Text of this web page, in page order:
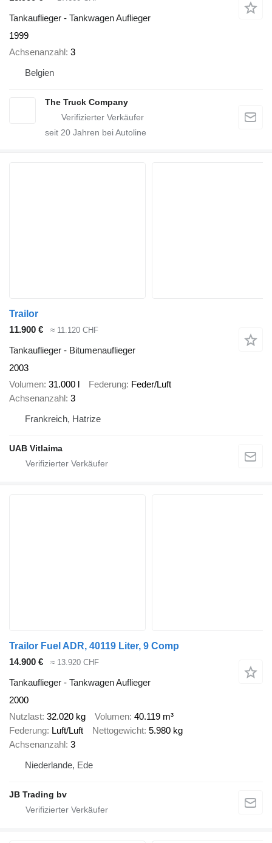
Tankauflieger - Tankwagen Auflieger
1999
Achsenanzahl 3
Belgien
The Truck Company
seit 20 Jahren bei Autoline
Trailor
11.900 €
≈ 11.120 CHF
Tankauflieger - Bitumenauflieger
2003
Volumen 31.000 l Federung Feder/Luft
Achsenanzahl 3
Frankreich, Hatrize
UAB Vitlaima
Trailor Fuel ADR, 40119 Liter, 9 Comp
14.900 €
≈ 13.920 CHF
Tankauflieger - Tankwagen Auflieger
2000
Nutzlast 32.020 kg Volumen 40.119 m³
Federung Luft/Luft Nettogewicht 5.980 kg
Achsenanzahl 3
Niederlande, Ede
JB Trading bv